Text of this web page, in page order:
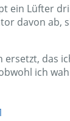
ein Lüfter
davon ab,
das
ich